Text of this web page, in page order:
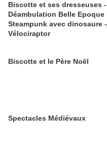
Biscotte et ses dresseuses -
Déambulation Belle Epoque
Steampunk avec dinosaure -
Vélociraptor
Biscotte et le Père Noël
Spectacles Médiévaux